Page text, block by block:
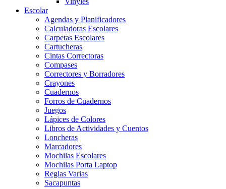
Escolar
Agendas y Planificadores
Calculadoras Escolares
Carpetas Escolares
Cartucheras
Cintas Correctoras
Compases
Correctores y Borradores
Crayones
Cuadernos
Forros de Cuadernos
Juegos
Lápices de Colores
Libros de Actividades y Cuentos
Loncheras
Marcadores
Mochilas Escolares
Mochilas Porta Laptop
Reglas Varias
Sacapuntas